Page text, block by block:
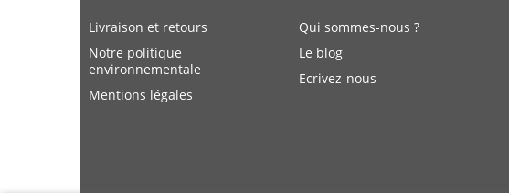
Livraison et retours
Notre politique
environnementale
Mentions légales
Qui sommes-nous ?
Le blog
Ecrivez-nous